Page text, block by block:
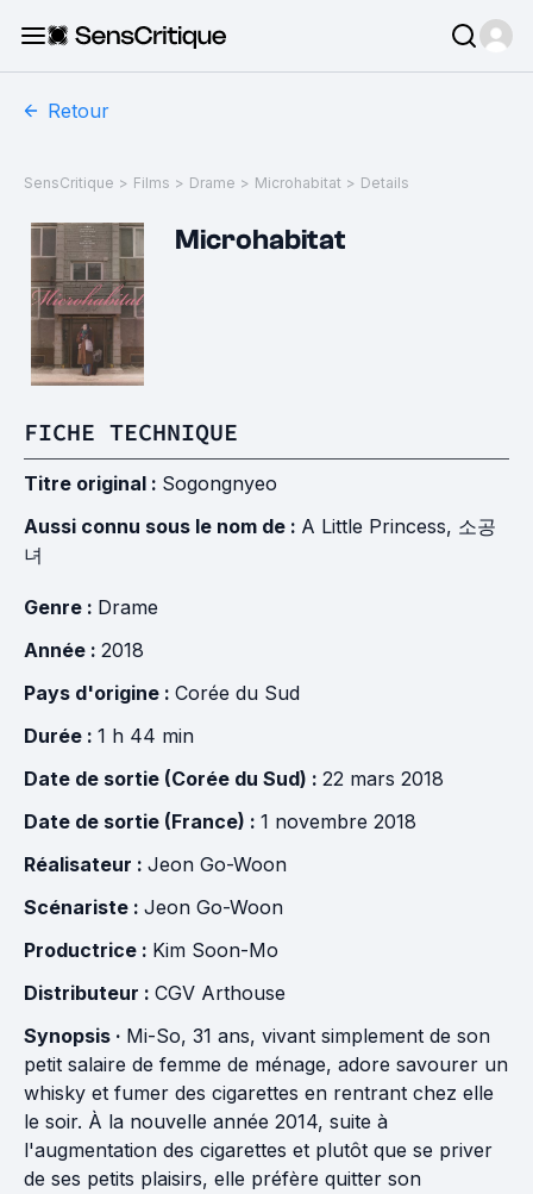
Retour
SensCritique > Films > Drame > Microhabitat > Details
Microhabitat
FICHE TECHNIQUE
Titre original : Sogongnyeo
Aussi connu sous le nom de : A Little Princess, 소공
녀
Genre : Drame
Année : 2018
Pays d'origine : Corée du Sud
Durée : 1 h 44 min
Date de sortie (Corée du Sud) : 22 mars 2018
Date de sortie (France) : 1 novembre 2018
Réalisateur : Jeon Go-Woon
Scénariste : Jeon Go-Woon
Productrice : Kim Soon-Mo
Distributeur : CGV Arthouse
Synopsis · Mi-So, 31 ans, vivant simplement de son
petit salaire de femme de ménage, adore savourer un
whisky et fumer des cigarettes en rentrant chez elle
le soir. À la nouvelle année 2014, suite à
l'augmentation des cigarettes et plutôt que se priver
de ses petits plaisirs, elle préfère quitter son